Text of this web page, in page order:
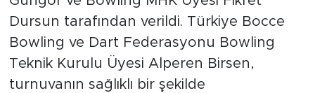
Dursun tarafından verildi. Türkiye Bocce
Bowling ve Dart Federasyonu Bowling
Teknik Kurulu Üyesi Alperen Birsen,
turnuvanın sağlıklı bir şekilde